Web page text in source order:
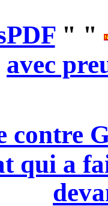
" "
avec
contre
qui a